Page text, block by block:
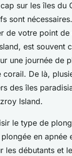
sur les îles du
sont
de votre point de
est souvent
une journée de
corail. De là,
des îles
Island.
le type de
en apnée
les débutants et